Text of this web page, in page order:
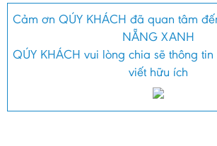
Cảm ơn QÚY KHÁCH đã quan tâm
NẴNG XANH
QÚY KHÁCH vui lòng chia sẽ thông
viết hữu ích